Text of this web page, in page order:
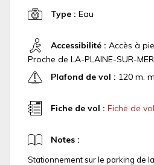
Type : Eau
Accessibilité : Accès à
Proche de LA-PLAINE-SUR-MER
Plafond de vol : 120 m.
Fiche de vol : Fiche de vol
Notes :
Stationnement sur le parking de